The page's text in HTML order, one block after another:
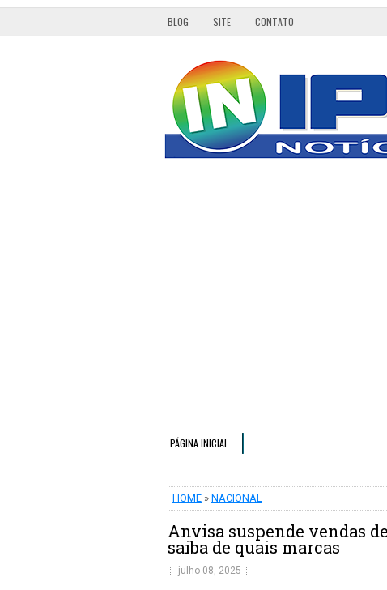
BLOG SITE CONTATO
PÁGINA INICIAL
HOME » NACIONAL
Anvisa suspende vendas
saiba de quais marcas
julho 08, 2025